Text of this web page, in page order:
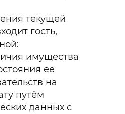
текущей
гость,
имущества
её
на
путём
данных с